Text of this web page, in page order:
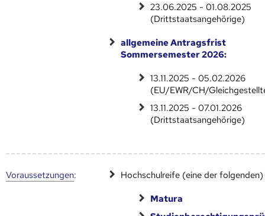
23.06.2025 - 01.08.2025
(Drittstaatsangehörige)
allgemeine Antragsfrist
Sommersemester 2026:
13.11.2025 - 05.02.2026
(EU/EWR/CH/
13.11.2025 - 07.01.2026
(Drittstaatsangehörige)
Voraus­setzungen: Hochschulreife (eine der folgenden)
Matura